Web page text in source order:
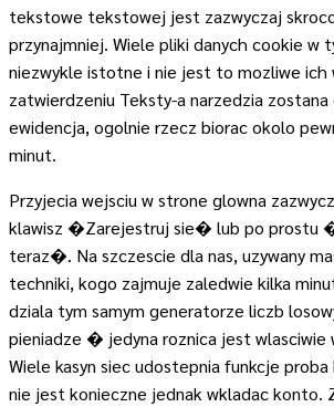
tekstowe tekstowej jest zazwyczaj
przynajmniej. Wiele pliki danych cookie w
niezwykle istotne i nie jest to mozliwe ich
zatwierdzeniu Teksty-a narzedzia zostana
ewidencja, ogolnie rzecz biorac okolo
minut.
Przyjecia wejsciu w strone glowna
klawisz �Zarejestruj sie� lub po prostu
teraz�. Na szczescie dla nas, uzywany
techniki, kogo zajmuje zaledwie kilka
dziala tym samym generatorze liczb
pieniadze � jedyna roznica jest wlasciwie
Wiele kasyn siec udostepnia funkcje
nie jest konieczne jednak wkladac konto.